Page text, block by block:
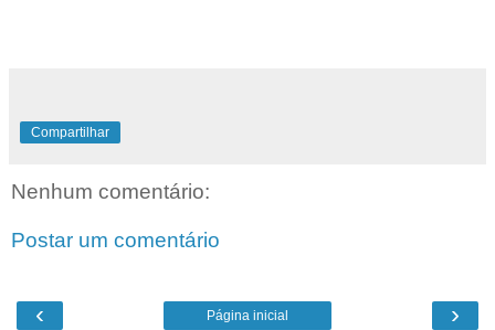
Compartilhar
Nenhum comentário:
Postar um comentário
‹ ›
Página inicial